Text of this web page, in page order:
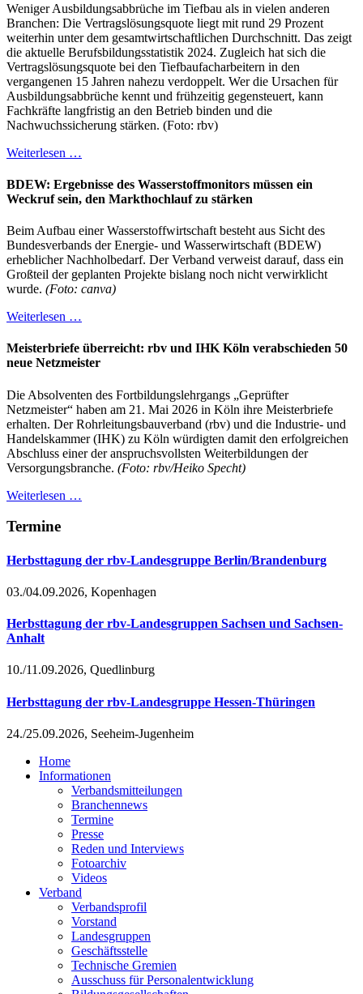
Weniger Ausbildungsabbrüche im Tiefbau als in vielen anderen
Branchen: Die Vertragslösungsquote liegt mit rund 29 Prozent
weiterhin unter dem gesamtwirtschaftlichen Durchschnitt. Das zeigt
die aktuelle Berufsbildungsstatistik 2024. Zugleich hat sich die
Vertragslösungsquote bei den Tiefbaufacharbeitern in den
vergangenen 15 Jahren nahezu verdoppelt. Wer die Ursachen für
Ausbildungsabbrüche kennt und frühzeitig gegensteuert, kann
Fachkräfte langfristig an den Betrieb binden und die
Nachwuchssicherung stärken. (Foto: rbv)
Weiterlesen …
BDEW: Ergebnisse des Wasserstoffmonitors müssen ein
Weckruf sein, den Markthochlauf zu stärken
Beim Aufbau einer Wasserstoffwirtschaft besteht aus Sicht des
Bundesverbands der Energie- und Wasserwirtschaft (BDEW)
erheblicher Nachholbedarf. Der Verband verweist darauf, dass ein
Großteil der geplanten Projekte bislang noch nicht verwirklicht
wurde. (Foto: canva)
Weiterlesen …
Meisterbriefe überreicht: rbv und IHK Köln verabschieden 50
neue Netzmeister
Die Absolventen des Fortbildungslehrgangs „Geprüfter
Netzmeister“ haben am 21. Mai 2026 in Köln ihre Meisterbriefe
erhalten. Der Rohrleitungsbauverband (rbv) und die Industrie- und
Handelskammer (IHK) zu Köln würdigten damit den erfolgreichen
Abschluss einer der anspruchsvollsten Weiterbildungen der
Versorgungsbranche. (Foto: rbv/Heiko Specht)
Weiterlesen …
Termine
Herbsttagung der rbv-Landesgruppe Berlin/Brandenburg
03./04.09.2026, Kopenhagen
Herbsttagung der rbv-Landesgruppen Sachsen und Sachsen-
Anhalt
10./11.09.2026, Quedlinburg
Herbsttagung der rbv-Landesgruppe Hessen-Thüringen
24./25.09.2026, Seeheim-Jugenheim
Home
Informationen
Verbandsmitteilungen
Branchennews
Termine
Presse
Reden und Interviews
Fotoarchiv
Videos
Verband
Verbandsprofil
Vorstand
Landesgruppen
Geschäftsstelle
Technische Gremien
Ausschuss für Personalentwicklung